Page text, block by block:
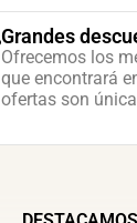
Grandes
Ofrecemos los
que encontrará
ofertas son